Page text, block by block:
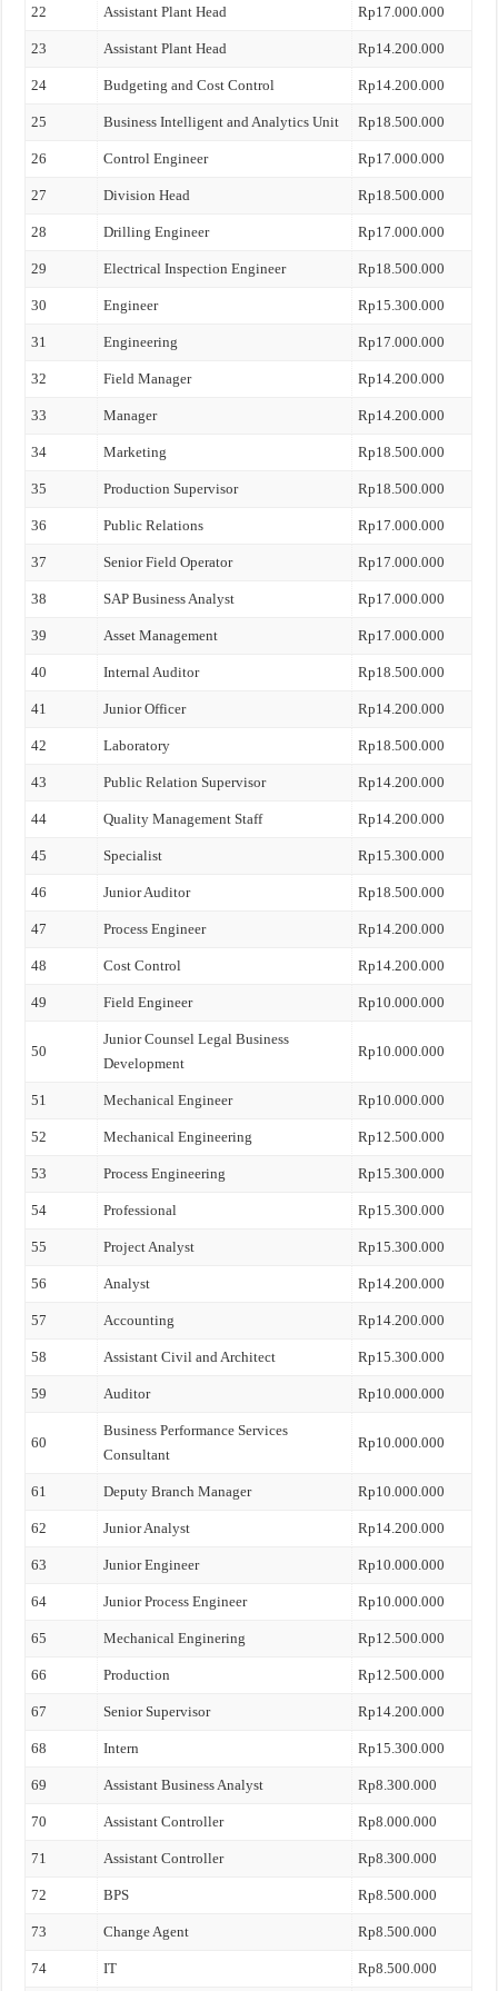
22 Assistant Plant Head Rp17.000.000
23 Assistant Plant Head Rp14.200.000
24 Budgeting and Cost Control Rp14.200.000
25 Business Intelligent and Analytics Unit Rp18.500.000
26 Control Engineer Rp17.000.000
27 Division Head Rp18.500.000
28 Drilling Engineer Rp17.000.000
29 Electrical Inspection Engineer Rp18.500.000
30 Engineer Rp15.300.000
31 Engineering Rp17.000.000
32 Field Manager Rp14.200.000
33 Manager Rp14.200.000
34 Marketing Rp18.500.000
35 Production Supervisor Rp18.500.000
36 Public Relations Rp17.000.000
37 Senior Field Operator Rp17.000.000
38 SAP Business Analyst Rp17.000.000
39 Asset Management Rp17.000.000
40 Internal Auditor Rp18.500.000
41 Junior Officer Rp14.200.000
42 Laboratory Rp18.500.000
43 Public Relation Supervisor Rp14.200.000
44 Quality Management Staff Rp14.200.000
45 Specialist Rp15.300.000
46 Junior Auditor Rp18.500.000
47 Process Engineer Rp14.200.000
48 Cost Control Rp14.200.000
49 Field Engineer Rp10.000.000
50
Junior Counsel Legal Business
Development
Rp10.000.000
51 Mechanical Engineer Rp10.000.000
52 Mechanical Engineering Rp12.500.000
53 Process Engineering Rp15.300.000
54 Professional Rp15.300.000
55 Project Analyst Rp15.300.000
56 Analyst Rp14.200.000
57 Accounting Rp14.200.000
58 Assistant Civil and Architect Rp15.300.000
59 Auditor Rp10.000.000
60
Business Performance Services
Consultant
Rp10.000.000
61 Deputy Branch Manager Rp10.000.000
62 Junior Analyst Rp14.200.000
63 Junior Engineer Rp10.000.000
64 Junior Process Engineer Rp10.000.000
65 Mechanical Enginering Rp12.500.000
66 Production Rp12.500.000
67 Senior Supervisor Rp14.200.000
68 Intern Rp15.300.000
69 Assistant Business Analyst Rp8.300.000
70 Assistant Controller Rp8.000.000
71 Assistant Controller Rp8.300.000
72 BPS Rp8.500.000
73 Change Agent Rp8.500.000
74 IT Rp8.500.000